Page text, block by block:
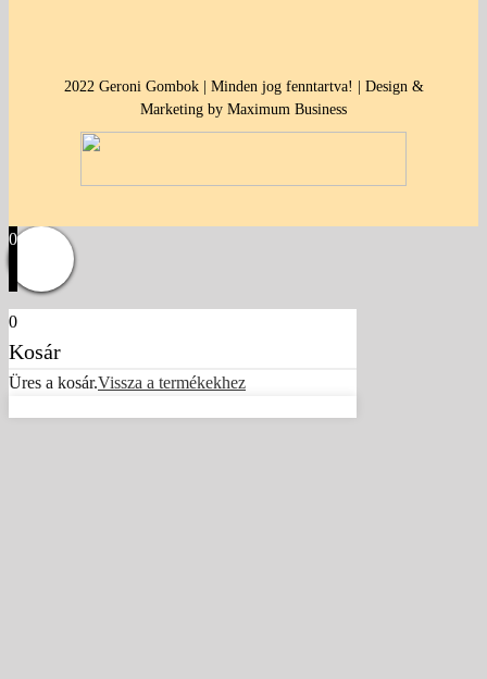
2022 Geroni Gombok | Minden jog fenntartva! | Design &
Marketing by Maximum Business
0
0
Kosár
Üres a kosár.Vissza a termékekhez